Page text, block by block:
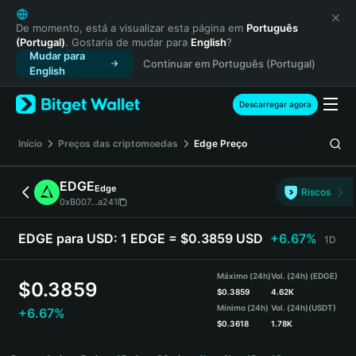
English
日本語
Tiếng Việt
Русский
Español (Latinoamérica)
Türkçe
Français
Deutsch
简体中文
繁體中文
Português (Portugal)
Bahasa Indonesia
ภาษาไทย
Español
Español (Argentina)
De momento, está a visualizar esta página em Português
(Portugal). Gostaria de mudar para English?
Mudar para
English
Continuar em Português (Portugal)
Descarregar agora
Início Preços das criptomoedas Edge Preço
EDGEEdge
0xB007...a241
Riscos
EDGE para USD: 1 EDGE = $0.3859 USD +6.67% 1D
$0.3859
+6.67%
Máximo (24h)
$0.3859
Mínimo (24h)
$0.3618
Vol. (24h) (EDGE)
4.62K
Vol. (24h)(USDT)
1.78K